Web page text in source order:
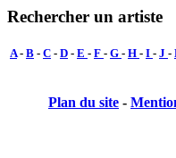
Rechercher un artiste
A- B - C - D - E - F - G - H - I - J -
Plan du site -